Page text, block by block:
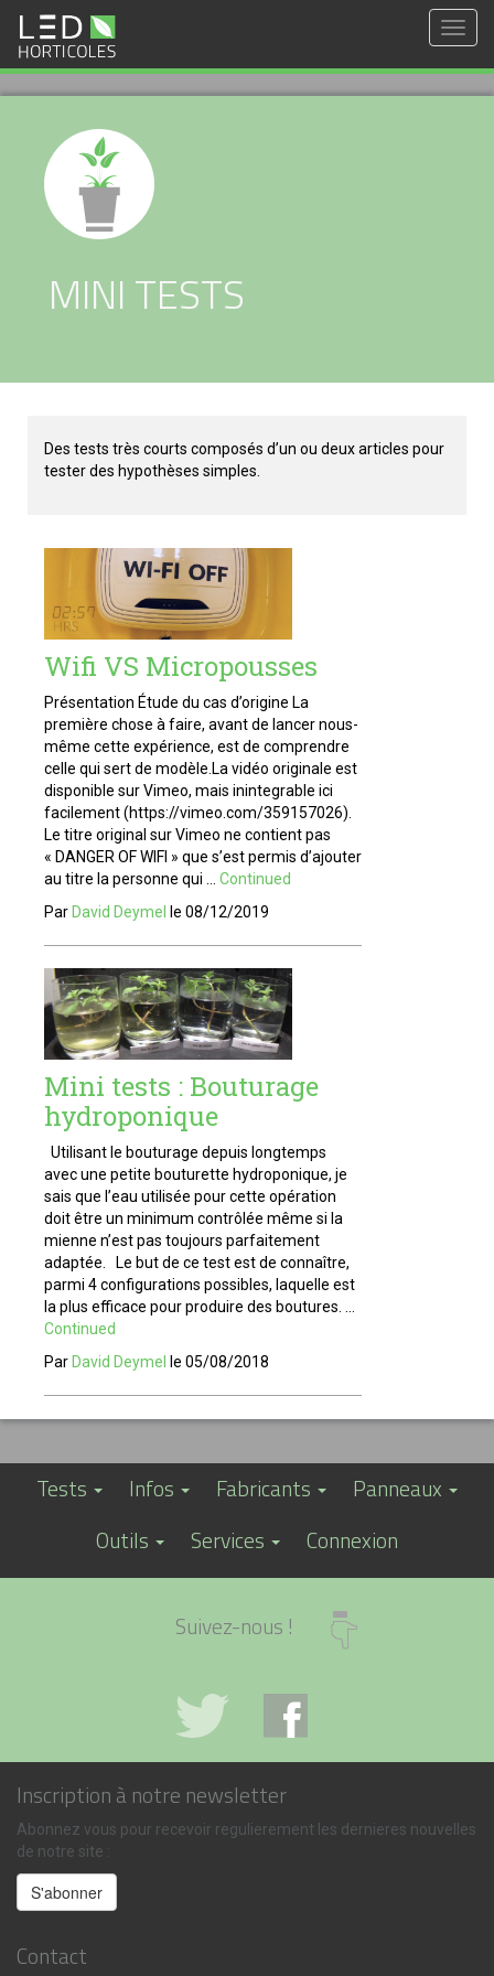
MINI TESTS
Des tests très courts composés d’un ou deux articles pour
tester des hypothèses simples.
Wifi VS Micropousses
Présentation Étude du cas d’origine La
première chose à faire, avant de lancer nous-
même cette expérience, est de comprendre
celle qui sert de modèle.La vidéo originale est
disponible sur Vimeo, mais inintegrable ici
facilement (https://vimeo.com/359157026).
Le titre original sur Vimeo ne contient pas
« DANGER OF WIFI » que s’est permis d’ajouter
au titre la personne qui … Continued
Par David Deymel le 08/12/2019
Mini tests : Bouturage
hydroponique
Utilisant le bouturage depuis longtemps
avec une petite bouturette hydroponique, je
sais que l’eau utilisée pour cette opération
doit être un minimum contrôlée même si la
mienne n’est pas toujours parfaitement
adaptée. Le but de ce test est de connaître,
parmi 4 configurations possibles, laquelle est
la plus efficace pour produire des boutures. …
Continued
Par David Deymel le 05/08/2018
Tests Infos Fabricants
Panneaux
Outils
Services Connexion
Suivez-nous !
Inscription à notre newsletter
Abonnez vous pour recevoir regulierement les dernieres nouvelles
de notre site :
Contact